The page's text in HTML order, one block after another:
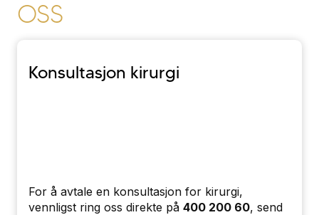
OSS
Konsultasjon kirurgi
For å avtale en konsultasjon for kirurgi,
vennligst ring oss direkte på 400 200 60, send